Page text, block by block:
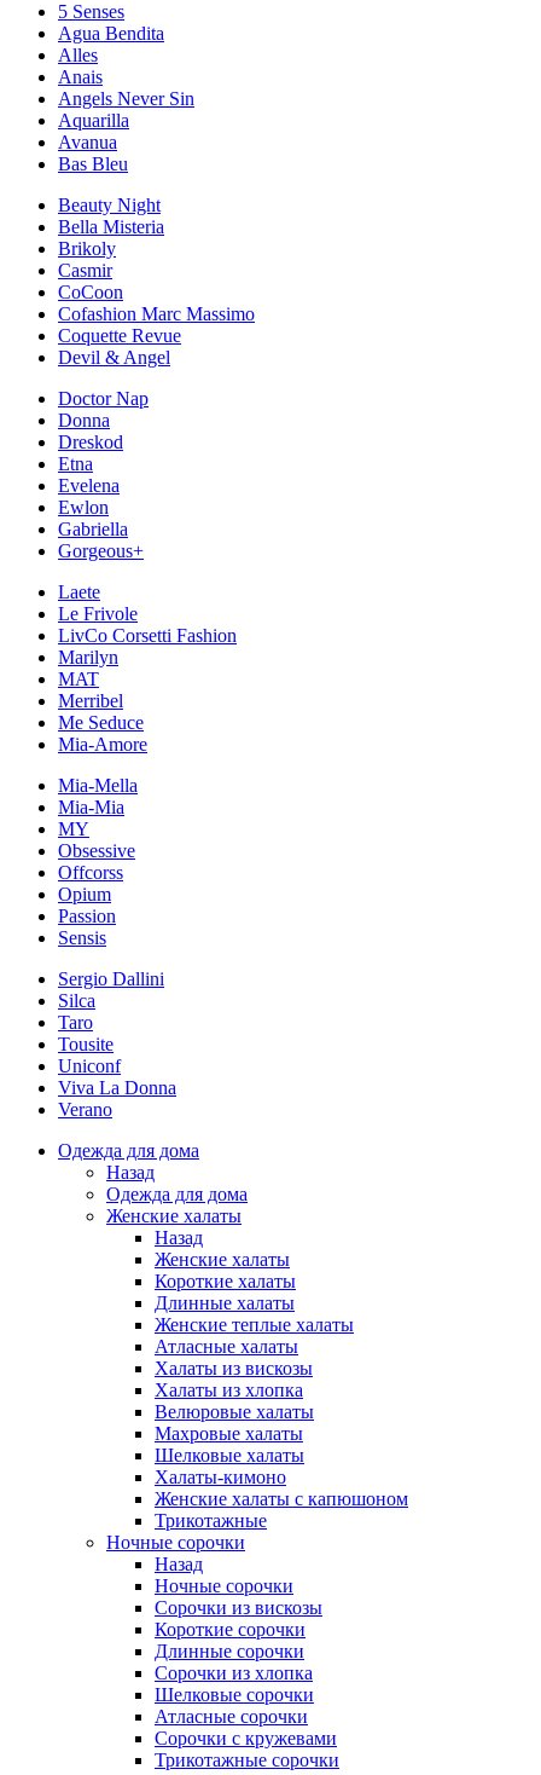
5 Senses
Agua Bendita
Alles
Anais
Angels Never Sin
Aquarilla
Avanua
Bas Bleu
Beauty Night
Bella Misteria
Brikoly
Casmir
CoCoon
Cofashion Marc Massimo
Coquette Revue
Devil & Angel
Doctor Nap
Donna
Dreskod
Etna
Evelena
Ewlon
Gabriella
Gorgeous+
Laete
Le Frivole
LivCo Corsetti Fashion
Marilyn
MAT
Merribel
Me Seduce
Mia-Amore
Mia-Mella
Mia-Mia
MY
Obsessive
Offcorss
Opium
Passion
Sensis
Sergio Dallini
Silca
Taro
Tousite
Uniconf
Viva La Donna
Verano
Одежда для дома
Назад
Одежда для дома
Женские халаты
Назад
Женские халаты
Короткие халаты
Длинные халаты
Женские теплые халаты
Атласные халаты
Халаты из вискозы
Халаты из хлопка
Велюровые халаты
Махровые халаты
Шелковые халаты
Халаты-кимоно
Женские халаты с капюшоном
Трикотажные
Ночные сорочки
Назад
Ночные сорочки
Сорочки из вискозы
Короткие сорочки
Длинные сорочки
Сорочки из хлопка
Шелковые сорочки
Атласные сорочки
Сорочки с кружевами
Трикотажные сорочки